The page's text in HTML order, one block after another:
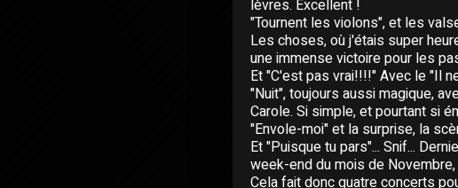
lèvres. Excellent !
"Tournent les violons", et les
Les choses, où j'étais super
une immense victoire pour les
Et "C'est pas vrai!!!!" Avec le "Il
"Nuit", toujours aussi magique,
Carole. Si simple, et pourtant si
"Envole-moi" et la surprise, la
Et "Puisque tu pars"... Snif...
week-end du mois de Novembre,
Cela fait donc quatre concerts